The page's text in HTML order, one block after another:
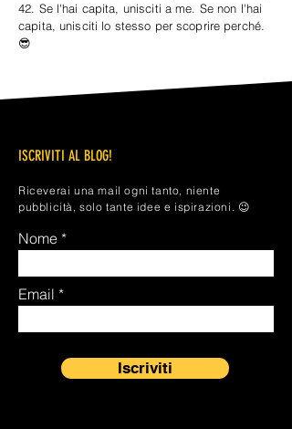
42. Se l'hai capita, unisciti a me. Se non l'hai
capita, unisciti lo stesso per scoprire perché.
😎
ISCRIVITI AL BLOG!
Riceverai una mail ogni tanto, niente
pubblicità, solo tante idee e ispirazioni. 😉
Nome
Email
Iscriviti